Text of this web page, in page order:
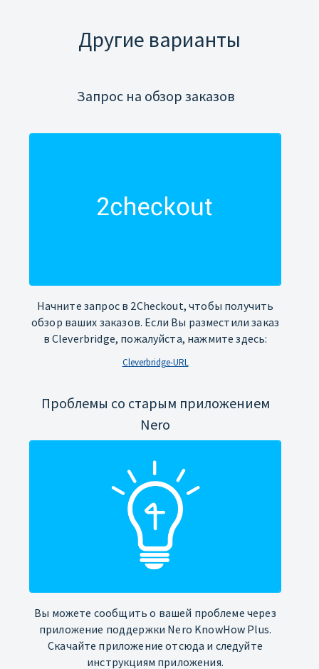
Другие варианты
Запрос на обзор заказов
Начните запрос в 2Checkout, чтобы получить
обзор ваших заказов. Если Вы разместили заказ
в Cleverbridge, пожалуйста, нажмите здесь:
Cleverbridge-URL
Проблемы со старым приложением
Nero
Вы можете сообщить о вашей проблеме через
приложение поддержки Nero KnowHow Plus.
Скачайте приложение отсюда и следуйте
инструкциям приложения.